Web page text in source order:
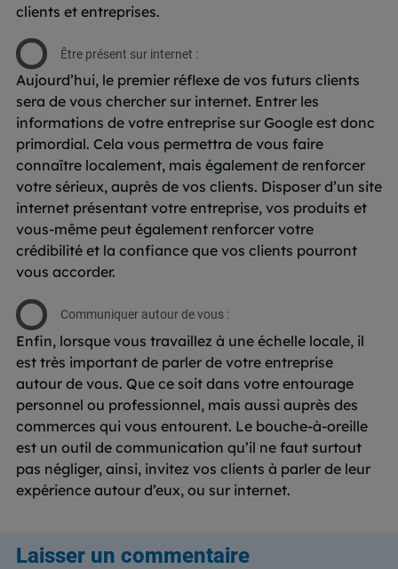
clients et entreprises.
Être présent sur internet :
Aujourd’hui, le premier réflexe de vos futurs clients
sera de vous chercher sur internet. Entrer les
informations de votre entreprise sur Google est donc
primordial. Cela vous permettra de vous faire
connaître localement, mais également de renforcer
votre sérieux, auprès de vos clients. Disposer d’un site
internet présentant votre entreprise, vos produits et
vous-même peut également renforcer votre
crédibilité et la confiance que vos clients pourront
vous accorder.
Communiquer autour de vous :
Enfin, lorsque vous travaillez à une échelle locale, il
est très important de parler de votre entreprise
autour de vous. Que ce soit dans votre entourage
personnel ou professionnel, mais aussi auprès des
commerces qui vous entourent. Le bouche-à-oreille
est un outil de communication qu’il ne faut surtout
pas négliger, ainsi, invitez vos clients à parler de leur
expérience autour d’eux, ou sur internet.
Laisser un commentaire